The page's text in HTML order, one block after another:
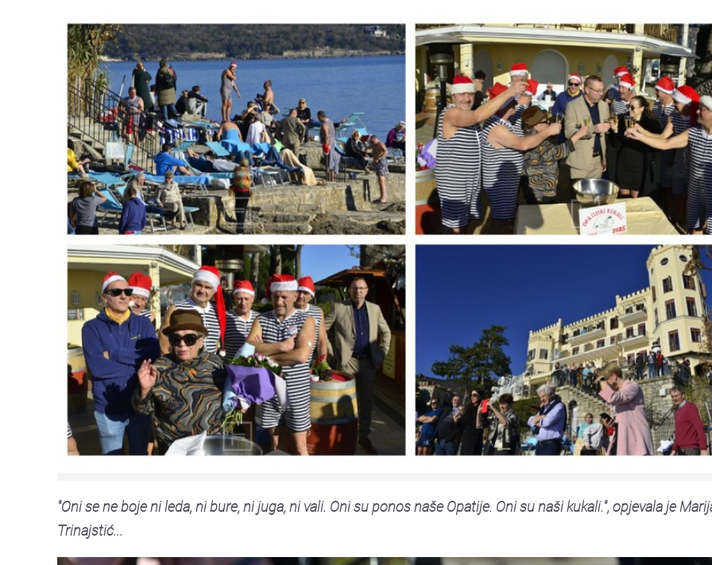
"Oni se ne boje ni leda, ni bure, ni juga, ni vali. Oni su ponos naše Opatije. Oni su naši kukali.", opjevala je
Trinajstić...